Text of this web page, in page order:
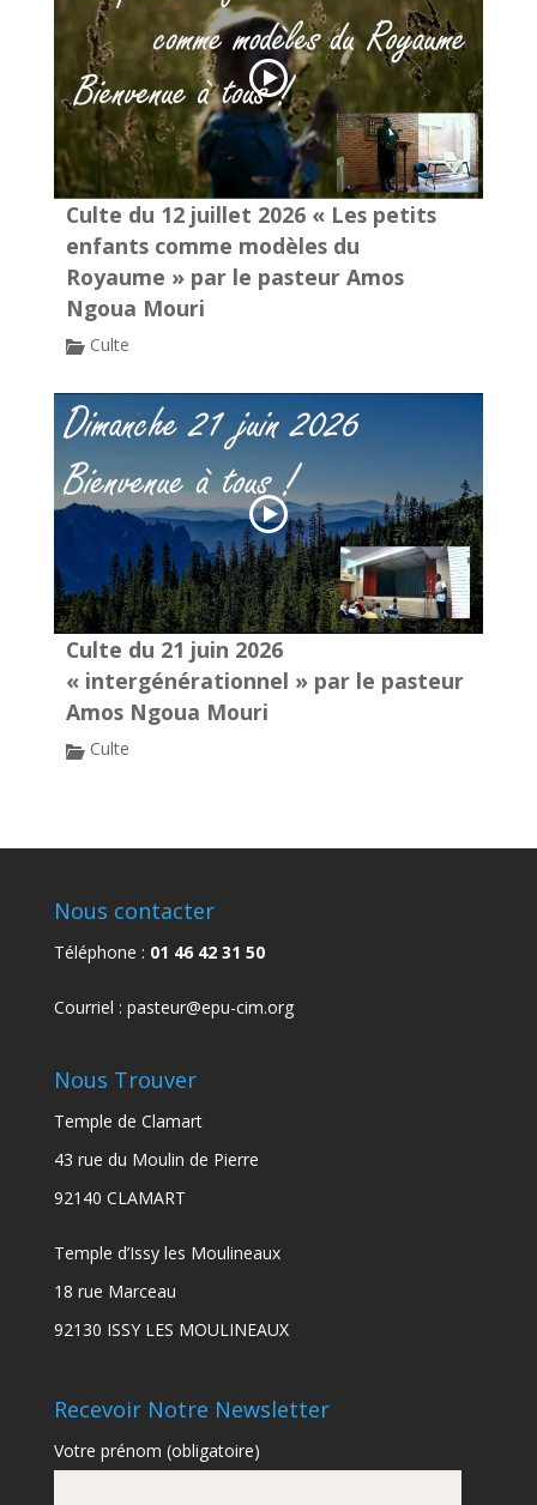
Culte du 12 juillet 2026 « Les petits
enfants comme modèles du
Royaume » par le pasteur Amos
Ngoua Mouri
Culte
Culte du 21 juin 2026
« intergénérationnel » par le pasteur
Amos Ngoua Mouri
Culte
Nous contacter
Téléphone : 01 46 42 31 50
Courriel : pasteur@epu-cim.org
Nous Trouver
Temple de Clamart
43 rue du Moulin de Pierre
92140 CLAMART
Temple d’Issy les Moulineaux
18 rue Marceau
92130 ISSY LES MOULINEAUX
Recevoir Notre Newsletter
Votre prénom (obligatoire)